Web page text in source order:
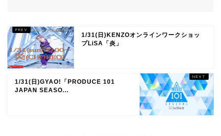
1/31(日)KENZOオンラインワークショッ
プLiSA「炎」
1/31(日)GYAO!「PRODUCE 101
JAPAN SEASO...